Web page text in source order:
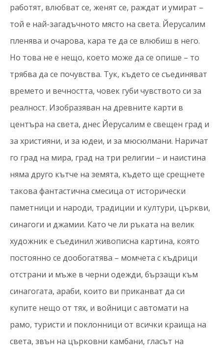
работят, влюбват се, женят се, раждат и умират –
той е най-загадъчното място на света. Йерусалим
пленява и очарова, кара те да се влюбиш в него.
Но това не е нещо, което може да се опише – то
трябва да се почувства. Тук, където се съединяват
времето и вечността, човек губи чувството си за
реалност. Изобразяван на древните карти в
центъра на света, днес Йерусалим е свещен град и
за християни, и за юдеи, и за мюсюлмани. Наричат
го град на мира, град на три религии – и наистина
няма друго кътче на земята, където ще срещнете
такова фантастична смесица от исторически
паметници и народи, традиции и култури, църкви,
синагоги и джамии. Като че ли ръката на велик
художник е съединил живописна картина, която
постоянно се дообогатява – момчета с къдрици
отстрани и мъже в черни одежди, бързащи към
синагогата, араби, които ви приканват да си
купите нещо от тях, и войници с автомати на
рамо, туристи и поклонници от всички краища на
света, звън на църковни камбани, гласът на